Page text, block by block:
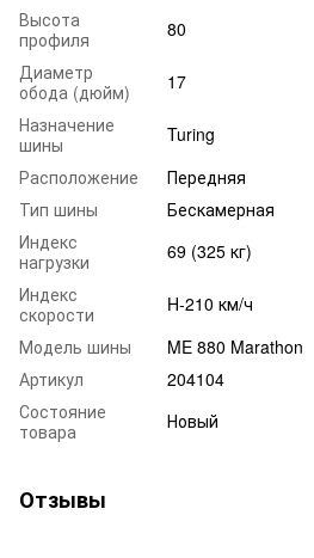
Высота
профиля
80
Диаметр
обода (дюйм)
17
Назначение
шины
Turing
Расположение
Передняя
Тип шины
Бескамерная
Индекс
нагрузки
69 (325 кг)
Индекс
скорости
H-210 км/ч
Модель шины
ME 880 Marathon
Артикул
204104
Состояние
товара
Новый
Отзывы